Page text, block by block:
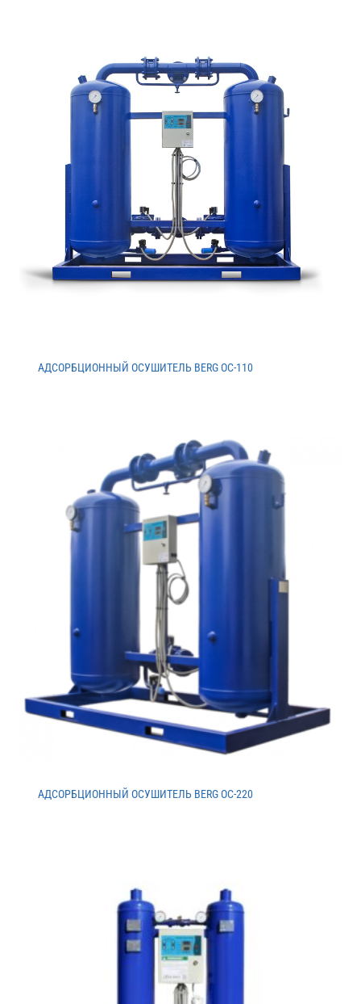
АДСОРБЦИОННЫЙ ОСУШИТЕЛЬ BERG ОС-110
АДСОРБЦИОННЫЙ ОСУШИТЕЛЬ BERG ОС-220